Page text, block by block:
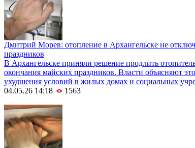
Дмитрий Морев: отопление в Архангельске не
праздников
В Архангельске приняли решение продлить
окончания майских праздников. Власти объясняют
ухудшения условий в жилых домах и социальных
04.05.26 14:18
1563